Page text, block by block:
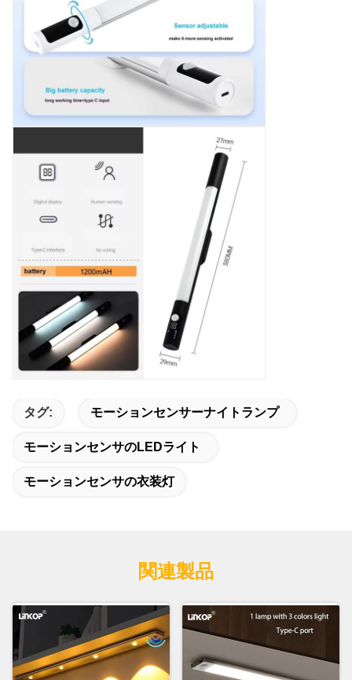
タグ: モーションセンサーナイトランプ
モーションセンサのLEDライト
モーションセンサの衣装灯
関連製品